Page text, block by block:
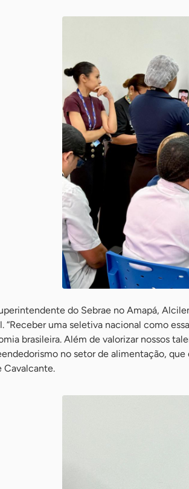
do Sebrae no Amapá,
“Receber uma seletiva nacional como
brasileira. Além de valorizar nossos
no setor de alimentação,
Cavalcante.